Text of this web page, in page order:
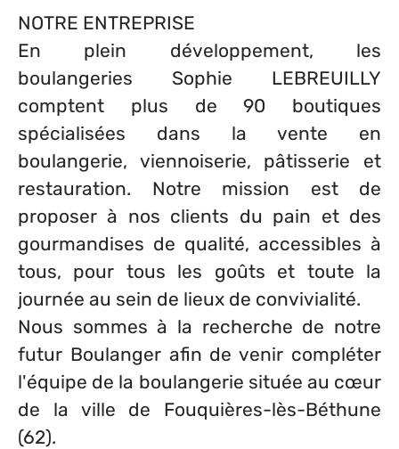
NOTRE ENTREPRISE
En plein développement, les
boulangeries Sophie LEBREUILLY
comptent plus de 90 boutiques
spécialisées dans la vente en
boulangerie, viennoiserie, pâtisserie et
restauration. Notre mission est de
proposer à nos clients du pain et des
gourmandises de qualité, accessibles à
tous, pour tous les goûts et toute la
journée au sein de lieux de convivialité.
Nous sommes à la recherche de notre
futur Boulanger afin de venir compléter
l'équipe de la boulangerie située au cœur
de la ville de Fouquières-lès-Béthune
(62).